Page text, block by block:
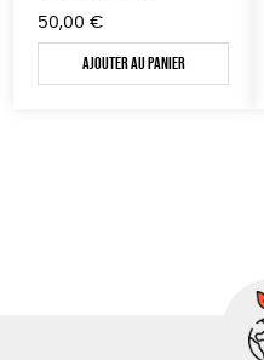
OUTILS ÉDUCATIFS
MON JOURNAL ANIMAL
50,00 €
Ajouter au panier